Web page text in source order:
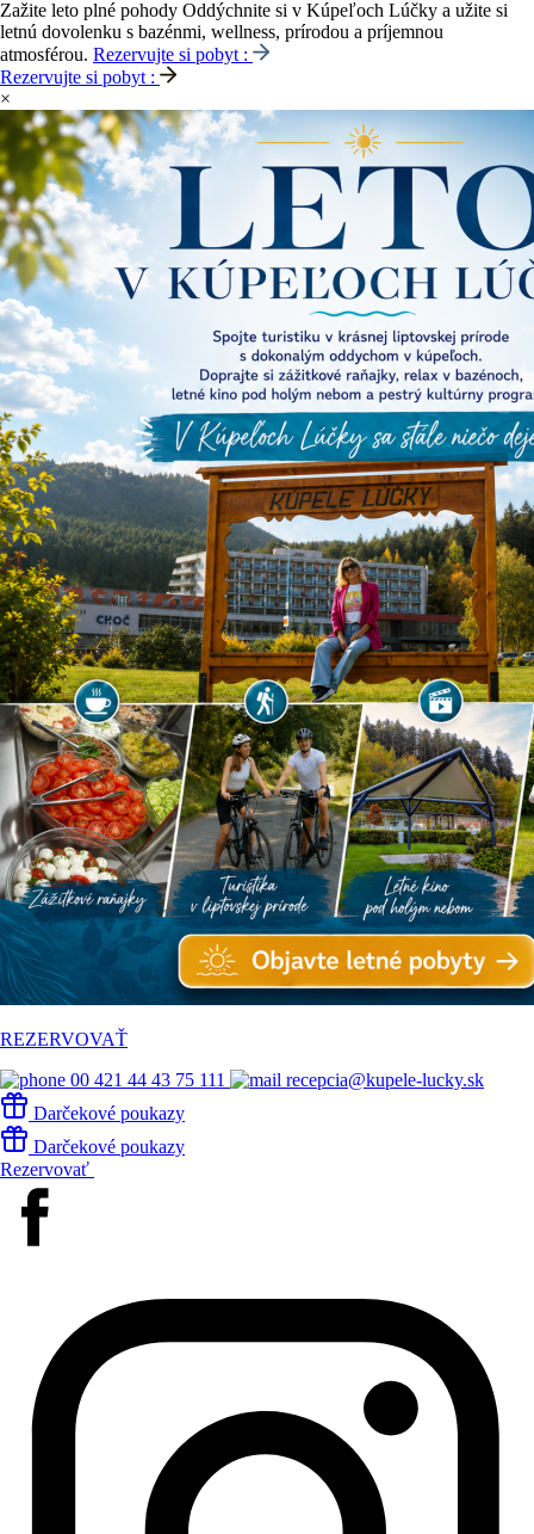
Zažite leto plné pohody Oddýchnite si v Kúpeľoch Lúčky a užite si
letnú dovolenku s bazénmi, wellness, prírodou a príjemnou
atmosférou. Rezervujte si pobyt :
Rezervujte si pobyt :
×
REZERVOVAŤ
00 421 44 43 75 111
recepcia@kupele-lucky.sk
Darčekové poukazy
Darčekové poukazy
Rezervovať